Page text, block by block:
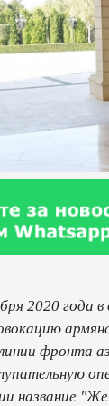
2020 года
фронта
название